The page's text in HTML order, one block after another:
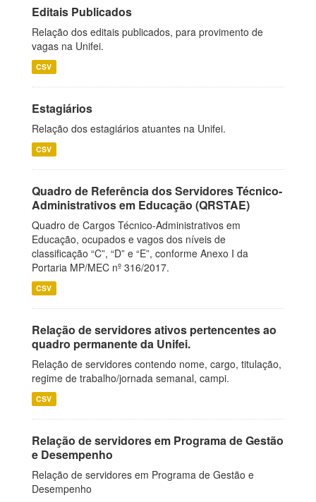
Editais Publicados
Relação dos editais publicados, para provimento de
vagas na Unifei.
CSV
Estagiários
Relação dos estagiários atuantes na Unifei.
CSV
Quadro de Referência dos Servidores Técnico-
Administrativos em Educação (QRSTAE)
Quadro de Cargos Técnico-Administrativos em
Educação, ocupados e vagos dos níveis de
classificação “C”, “D” e “E”, conforme Anexo I da
Portaria MP/MEC nº 316/2017.
CSV
Relação de servidores ativos pertencentes ao
quadro permanente da Unifei.
Relação de servidores contendo nome, cargo, titulação,
regime de trabalho/jornada semanal, campi.
CSV
Relação de servidores em Programa de Gestão
e Desempenho
Relação de servidores em Programa de Gestão e
Desempenho